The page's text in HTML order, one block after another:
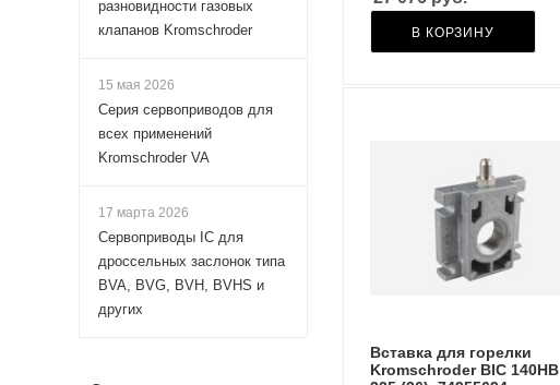
В КОРЗИНУ
Вставка для горелки
Kromschroder BIC 140HB
разновидности газовых
клапанов Kromschroder
15 мая 2026
Серия сервоприводов для
всех применений
Kromschroder VA
17 марта 2026
Сервоприводы IC для
дроссельных заслонок типа
BVA, BVG, BVH, BVHS и
других